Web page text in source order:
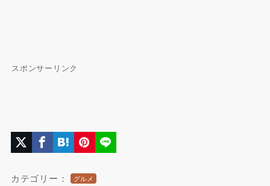
スポンサーリンク
カテゴリー： グルメ